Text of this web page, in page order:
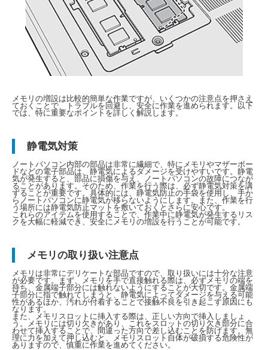
メモリの増設は比較的簡単な作業ですが、いくつかの注意点を押さえ
ておくことで、トラブルを回避し、安全に作業を進められます。以下
では、特に重要なポイントを詳しく解説します。
静電気対策
ノートパソコン内部の部品は非常に繊細で、特にメモリやマザーボー
ドなどの電子部品は、静電気によるダメージを受けやすいです。静電
気が発生すると、部品に損傷を与え、ノートパソコンの故障につなが
ることがあります。そのため、作業を行う際は、必ず静電気対策を講
ずることが重要です。具体的には、静電気防止の手袋を使用し、手か
らノートパソコンに静電気が移らないようにします。また、作業を行
う場所には静電気防止マットを敷いておくとさらに安心です。
これらのアイテムを使用することで、作業中に静電気が発生するリス
クを大幅に軽減でき、安全にメモリの増設を行うことが可能です。
メモリの取り扱い注意点
メモリは非常にデリケートな部品ですので、取り扱いには十分な注意
が必要です。まず、メモリを手で直接触れる際は、必ずメモリの端を
持ち、金属端子部分には触れないようにすることが大切です。金属端
子部分に指で触れてしまうと、静電気によってダメージを与える可能
性があるほか、汚れが付着することで接触不良を引き起こす原因にも
なります。
また、メモリスロットに挿入する際は、正しい方向で挿入しましょ
う。メモリには切り欠きがあり、これをスロットの切り欠き部分に合
わせて挿入することで、間違った方向で差し込むことを防げます。無
理に力を加えて押し込むと、メモリスロット自体が破損する危険性が
ありますので、慎重に作業を進めてください。